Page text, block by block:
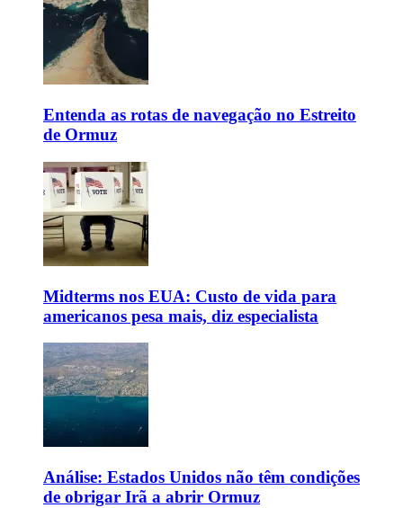
Entenda as rotas de navegação no Estreito
de Ormuz
Midterms nos EUA: Custo de vida para
americanos pesa mais, diz especialista
Análise: Estados Unidos não têm condições
de obrigar Irã a abrir Ormuz